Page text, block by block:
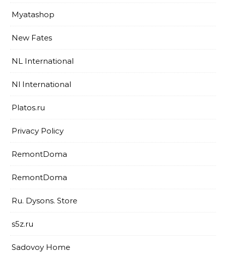
Myatashop
New Fates
NL International
Nl International
Platos.ru
Privacy Policy
RemontDoma
RemontDoma
Ru. Dysons. Store
s5z.ru
Sadovoy Home